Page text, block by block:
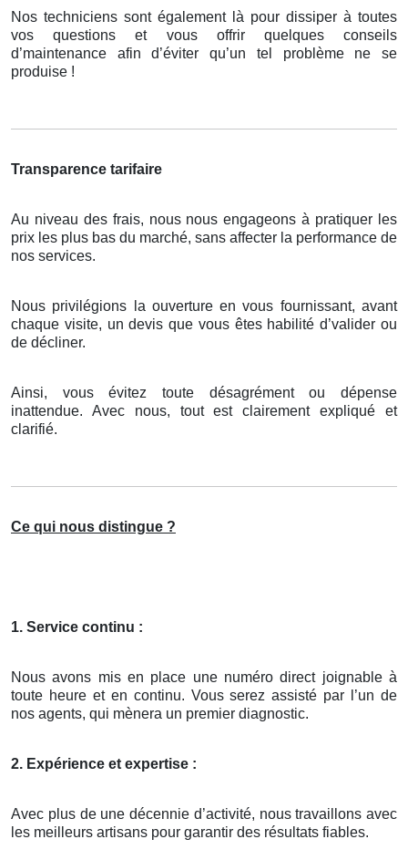
Nos techniciens sont également là pour dissiper à toutes
vos questions et vous offrir quelques conseils
d’maintenance afin d’éviter qu’un tel problème ne se
produise !
Transparence tarifaire
Au niveau des frais, nous nous engageons à pratiquer les
prix les plus bas du marché, sans affecter la performance de
nos services.
Nous privilégions la ouverture en vous fournissant, avant
chaque visite, un devis que vous êtes habilité d’valider ou
de décliner.
Ainsi, vous évitez toute désagrément ou dépense
inattendue. Avec nous, tout est clairement expliqué et
clarifié.
Ce qui nous distingue ?
1. Service continu :
Nous avons mis en place une numéro direct joignable à
toute heure et en continu. Vous serez assisté par l’un de
nos agents, qui mènera un premier diagnostic.
2. Expérience et expertise :
Avec plus de une décennie d’activité, nous travaillons avec
les meilleurs artisans pour garantir des résultats fiables.